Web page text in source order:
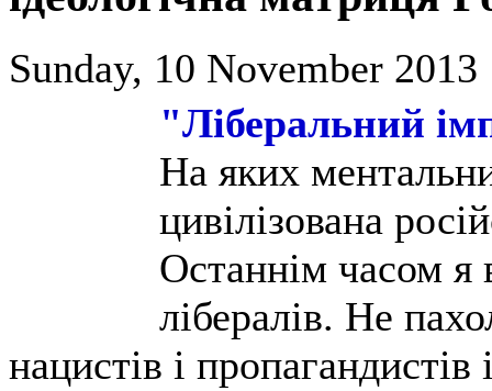
Sunday, 10 November
"Ліберальний
На яких
цивілізована
Останнім часом я
лібералів. Не
нацистів і пропагандистів